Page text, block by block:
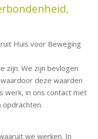
Huis voor Beweging
zijn. We zijn bevlogen
deze waarden
werk, in ons contact met
opdrachten.
we werken. In